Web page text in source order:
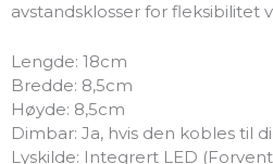
avstandsklosser for fleksibilitet
Lengde: 18cm
Bredde: 8,5cm
Høyde: 8,5cm
Dimbar: Ja, hvis den kobles til
Lyskilde: Integrert LED